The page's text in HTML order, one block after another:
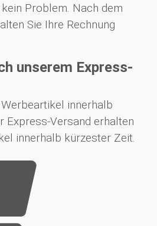
Problem. Nach dem
Sie Ihre Rechnung
unserem Express-
innerhalb
Express-Versand erhalten
innerhalb kürzester Zeit.